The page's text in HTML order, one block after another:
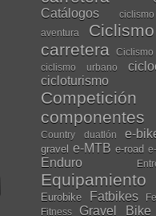
Catálogos
aventura
carretera
Ciclismo
ciclismo urbano
cicloturismo
Competición
componentes
Country duatlón e-
gravel e-MTB e-road
Enduro
Equipamiento
Eurobike Fatbikes
Fitness
Gravel Bike